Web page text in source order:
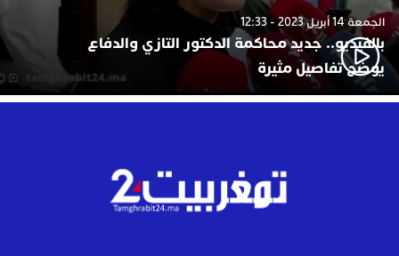
الجمعة 14 أبريل 2023 - 12:33
بالفيديو.. جديد محاكمة الدكتور التازي والدفاع
يوضح تفاصيل مثيرة